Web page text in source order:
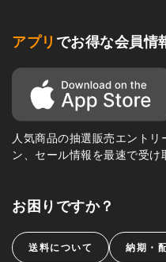
アプリ でお得な会員情
人気商品の抽選販売エント
ン、セール情報を最速で受け
お困りですか？
送料について 納期・